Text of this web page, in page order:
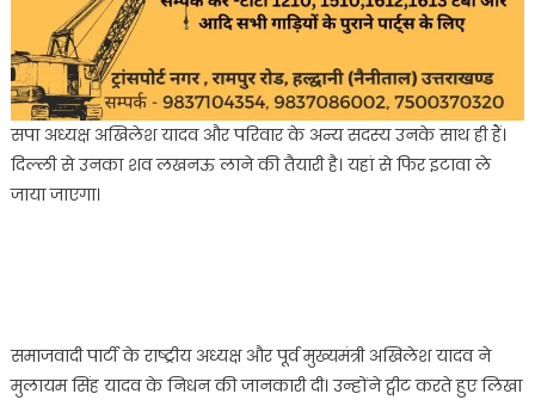
सपा अध्यक्ष अखिलेश यादव और परिवार के अन्य सदस्य उनके साथ ही हैं।
दिल्ली से उनका शव लखनऊ लाने की तैयारी है। यहां से फिर इटावा ले
जाया जाएगा।
समाजवादी पार्टी के राष्ट्रीय अध्यक्ष और पूर्व मुख्यमंत्री अखिलेश यादव ने
मुलायम सिंह यादव के निधन की जानकारी दी। उन्होंने ट्वीट करते हुए लिखा